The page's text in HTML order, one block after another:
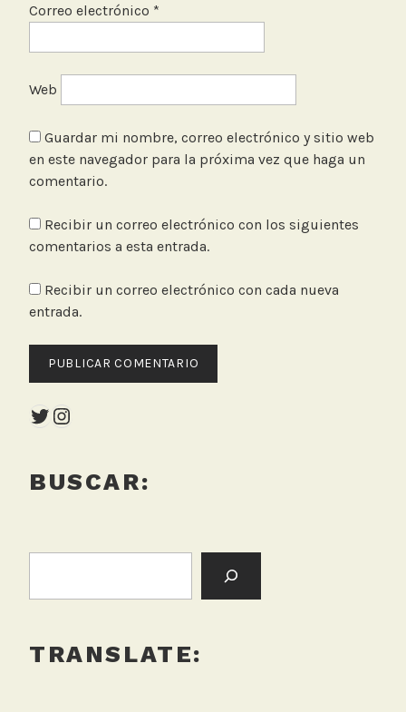
Correo electrónico *
Web
Guardar mi nombre, correo electrónico y sitio web
en este navegador para la próxima vez que haga un
comentario.
Recibir un correo electrónico con los siguientes
comentarios a esta entrada.
Recibir un correo electrónico con cada nueva
entrada.
Twitter
Instagram
BUSCAR:
TRANSLATE: